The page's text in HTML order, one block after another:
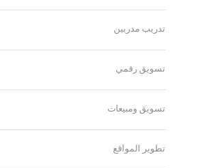
تدريب مدربين
تسويق رقمي
تسويق ومبيعات
تطوير المواقع